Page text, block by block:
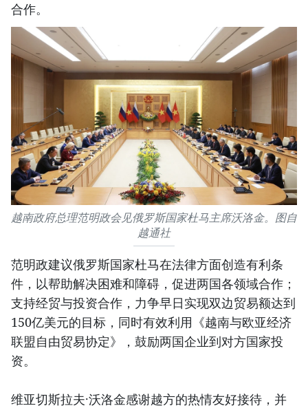
合作。
越南政府总理范明政会见俄罗斯国家杜马主席沃洛金。图自
越通社
范明政建议俄罗斯国家杜马在法律方面创造有利条
件，以帮助解决困难和障碍，促进两国各领域合作；
支持经贸与投资合作，力争早日实现双边贸易额达到
150亿美元的目标，同时有效利用《越南与欧亚经济
联盟自由贸易协定》，鼓励两国企业到对方国家投
资。
维亚切斯拉夫·沃洛金感谢越方的热情友好接待，并